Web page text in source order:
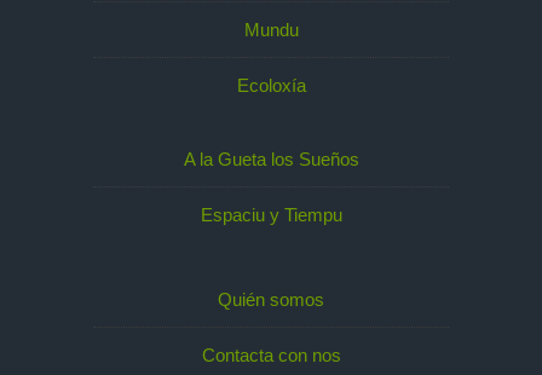
Mundu
Ecoloxía
A la Gueta los Sueños
Espaciu y Tiempu
Quién somos
Contacta con nos